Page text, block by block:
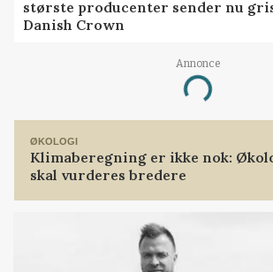
største producenter sender nu
Danish Crown
Annonce
Loading...
ØKOLOGI
Klimaberegning er ikke nok:
skal vurderes bredere